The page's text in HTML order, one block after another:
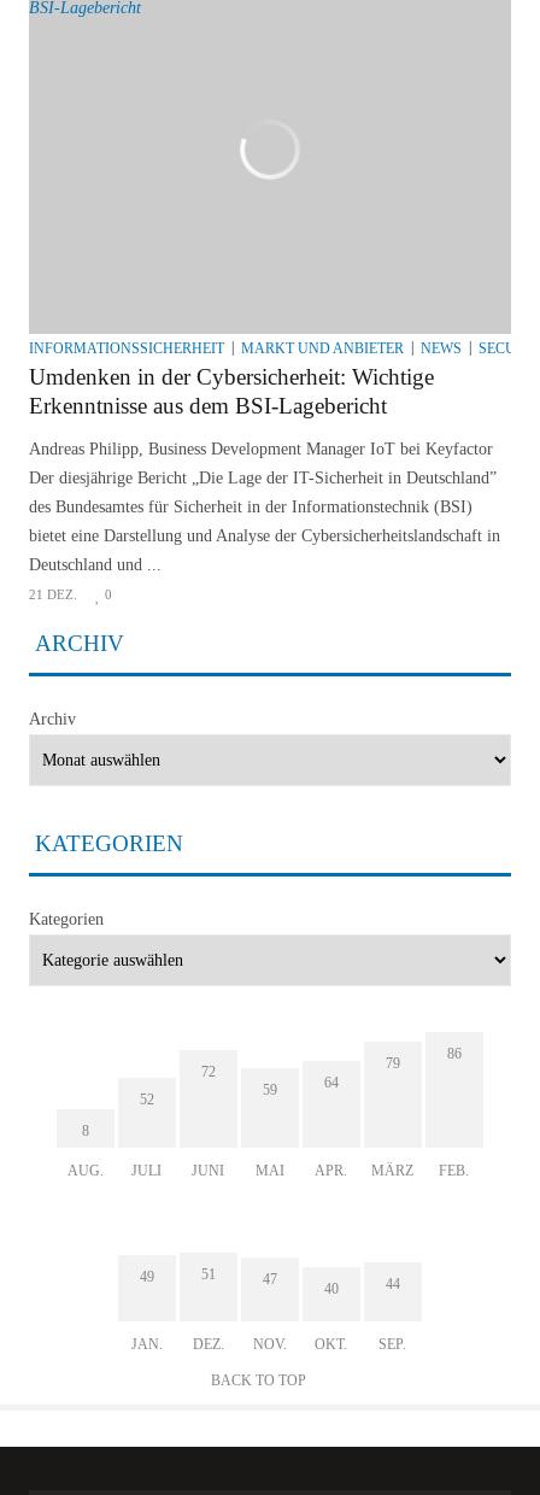
INFORMATIONSSICHERHEIT MARKT UND ANBIETER NEWS
Umdenken in der Cybersicherheit: Wichtige
Erkenntnisse aus dem BSI-Lagebericht
Andreas Philipp, Business Development Manager IoT bei Keyfactor
Der diesjährige Bericht „Die Lage der IT-Sicherheit in Deutschland”
des Bundesamtes für Sicherheit in der Informationstechnik (BSI)
bietet eine Darstellung und Analyse der Cybersicherheitslandschaft in
Deutschland und ...
21 DEZ. 0
ARCHIV
Archiv
KATEGORIEN
Kategorien
8
AUG.
52
JULI
72
JUNI
59
MAI
64
APR.
79
MÄRZ
86
FEB.
49
JAN.
51
DEZ.
47
NOV.
40
OKT.
44
SEP.
BACK TO TOP